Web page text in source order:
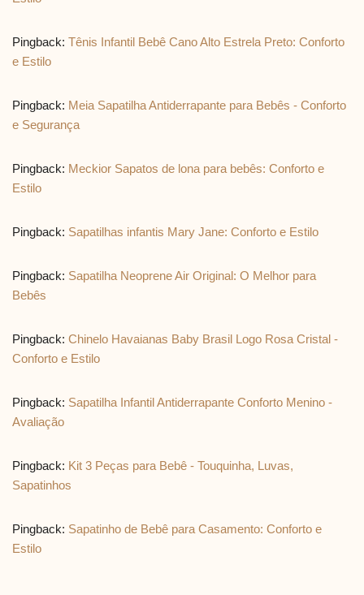
Pingback: Tênis Infantil Bebê Cano Alto Estrela Preto: Conforto
e Estilo
Pingback: Meia Sapatilha Antiderrapante para Bebês - Conforto
e Segurança
Pingback: Meckior Sapatos de lona para bebês: Conforto e
Estilo
Pingback: Sapatilhas infantis Mary Jane: Conforto e Estilo
Pingback: Sapatilha Neoprene Air Original: O Melhor para
Bebês
Pingback: Chinelo Havaianas Baby Brasil Logo Rosa Cristal -
Conforto e Estilo
Pingback: Sapatilha Infantil Antiderrapante Conforto Menino -
Avaliação
Pingback: Kit 3 Peças para Bebê - Touquinha, Luvas,
Sapatinhos
Pingback: Sapatinho de Bebê para Casamento: Conforto e
Estilo